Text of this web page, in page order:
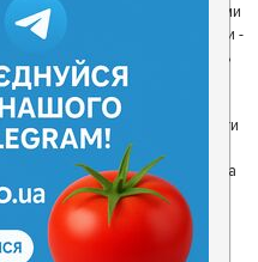
з ресторанами - таким чином ми
Друга частина нашої команди -
враженнями і допомагають
кращих місць.
ми надаємо зручні інструменти
- в результаті відвідувачі
зможе зосередитися на
всього - смачній їжі.